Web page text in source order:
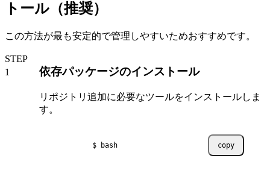
トール（推奨）
この方法が最も安定的で管理しやすいためおすすめです。
STEP
依存パッケージのインストール
リポジトリ追加に必要なツールをインストールしま
す。
$ bash copy